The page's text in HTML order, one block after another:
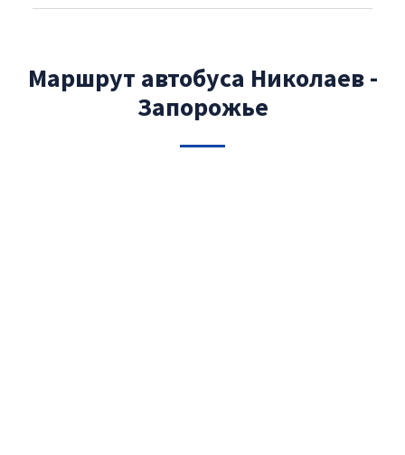
Маршрут автобуса Николаев -
Запорожье